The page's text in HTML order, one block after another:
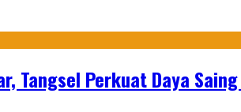
Tangsel Perkuat Daya